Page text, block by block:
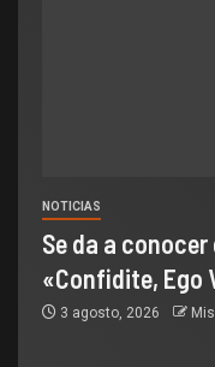
NOTICIAS
Se da a
«Confidite, Ego
3 agosto, 2026